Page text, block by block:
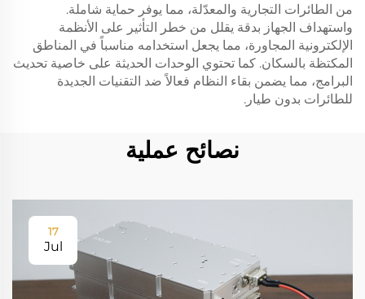
من الطائرات التجارية والمعدّلة، مما يوفر حماية شاملة.
واستهداف الجهاز بدقة يقلل من خطر التأثير على الأنظمة
الإلكترونية المجاورة، مما يجعل استخدامه مناسباً في المناطق
المكتظة بالسكان. كما تحتوي الوحدات الحديثة على خاصية تحديث
البرامج، مما يضمن بقاء النظام فعالاً ضد التقنيات الجديدة
للطائرات بدون طيار.
نصائح عملية
17
Jul